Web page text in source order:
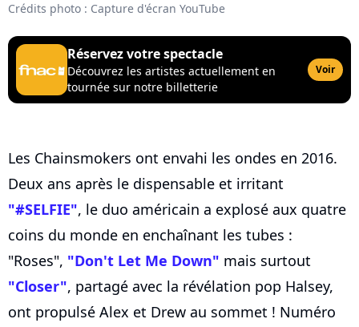
Crédits photo : Capture d'écran YouTube
Réservez votre spectacle
Découvrez les artistes actuellement en
tournée sur notre billetterie
Voir
Les Chainsmokers ont envahi les ondes en 2016.
Deux ans après le dispensable et irritant
"#SELFIE", le duo américain a explosé aux quatre
coins du monde en enchaînant les tubes :
"Roses", "Don't Let Me Down" mais surtout
"Closer", partagé avec la révélation pop Halsey,
ont propulsé Alex et Drew au sommet ! Numéro